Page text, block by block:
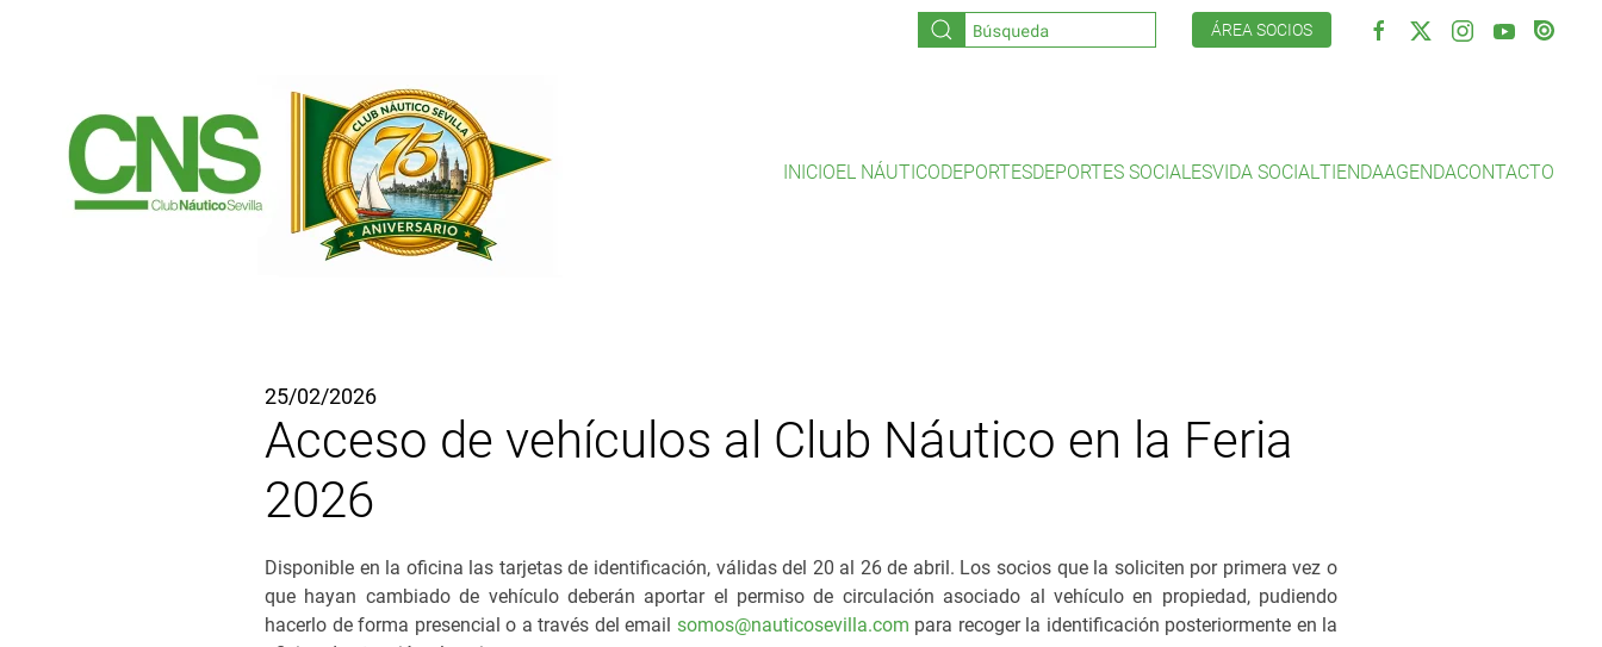
ÁREA SOCIOS
INICIOEL NÁUTICODEPORTESDEPORTES SOCIALESVIDA SOCIALTIENDAAGENDACONTACTO
25/02/2026
Acceso de vehículos al Club Náutico en la Feria
2026
Disponible en la oficina las tarjetas de identificación, válidas del 20 al 26 de abril. Los socios que la soliciten por primera vez o
que hayan cambiado de vehículo deberán aportar el permiso de circulación asociado al vehículo en propiedad, pudiendo
hacerlo de forma presencial o a través del email somos@nauticosevilla.com para recoger la identificación posteriormente en la